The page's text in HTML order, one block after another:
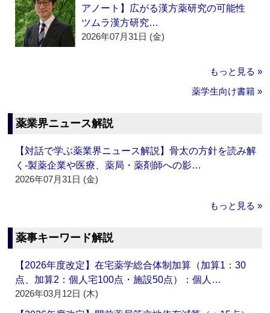
アノート】広がる漢方薬研究の可能性
ツムラ漢方研究…
2026年07月31日 (金)
もっと見る »
薬学生向け書籍 »
薬業界ニュース解説
【対話で学ぶ薬業界ニュース解説】骨太の方針を読み解
く‐製薬企業や医療、薬局・薬剤師への影…
2026年07月31日 (金)
もっと見る »
薬事キーワード解説
【2026年度改定】在宅薬学総合体制加算（加算1：30
点、加算2：個人宅100点・施設50点）：個人…
2026年03月12日 (木)